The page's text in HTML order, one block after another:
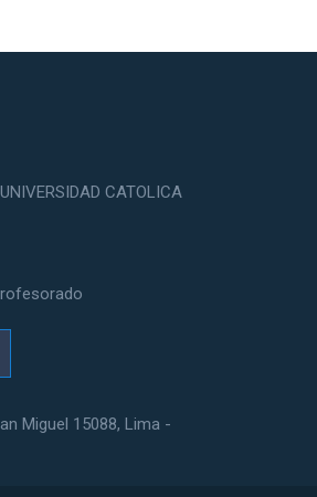
CATOLICA
Miguel 15088, Lima -